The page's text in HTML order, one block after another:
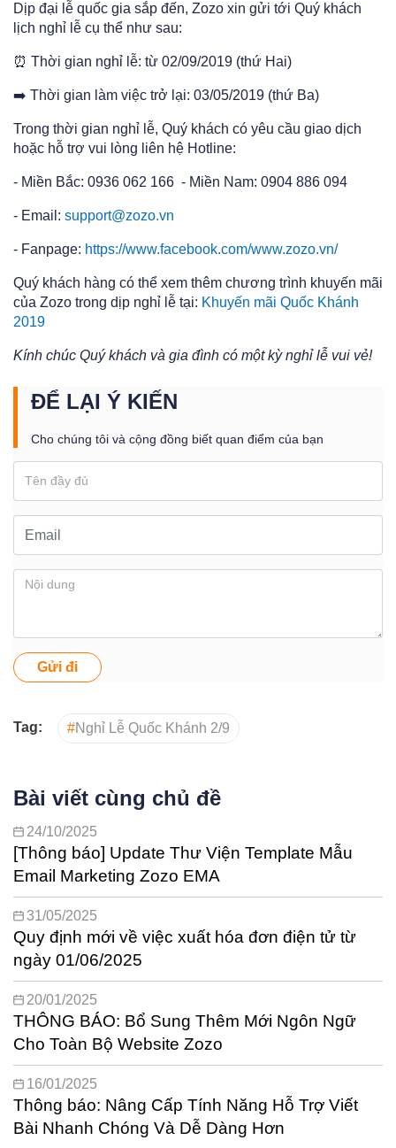
Dịp đại lễ quốc gia sắp đến, Zozo xin gửi tới Quý khách
lịch nghỉ lễ cụ thể như sau:
⏰ Thời gian nghỉ lễ: từ 02/09/2019 (thứ Hai)
➡️ Thời gian làm việc trở lại: 03/05/2019 (thứ Ba)
Trong thời gian nghỉ lễ, Quý khách có yêu cầu giao dịch
hoặc hỗ trợ vui lòng liên hệ Hotline:
- Miền Bắc: 0936 062 166 - Miền Nam: 0904 886 094
- Email: support@zozo.vn
- Fanpage: https://www.facebook.com/www.zozo.vn/
Quý khách hàng có thể xem thêm chương trình khuyến mãi
của Zozo trong dịp nghỉ lễ tại: Khuyến mãi Quốc Khánh
2019
Kính chúc Quý khách và gia đình có một kỳ nghỉ lễ vui vẻ!
ĐỂ LẠI Ý KIẾN
Cho chúng tôi và cộng đồng biết quan điểm của bạn
Gửi đi
Tag: #Nghỉ Lễ Quốc Khánh 2/9
Bài viết cùng chủ đề
24/10/2025
[Thông báo] Update Thư Viện Template Mẫu
Email Marketing Zozo EMA
31/05/2025
Quy định mới về việc xuất hóa đơn điện tử từ
ngày 01/06/2025
20/01/2025
THÔNG BÁO: Bổ Sung Thêm Mới Ngôn Ngữ
Cho Toàn Bộ Website Zozo
16/01/2025
Thông báo: Nâng Cấp Tính Năng Hỗ Trợ Viết
Bài Nhanh Chóng Và Dễ Dàng Hơn